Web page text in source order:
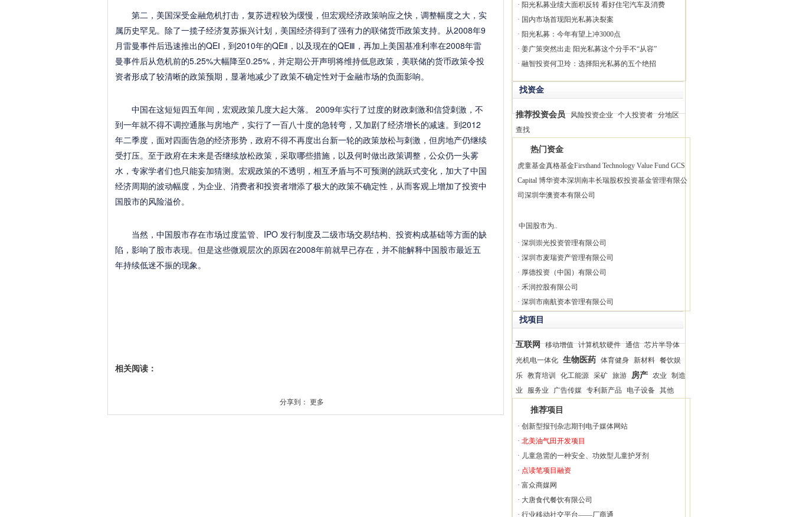
第二，美国深受金融危机打击，复苏进程较为缓慢，但宏观经济政策响应之快，调整幅度之大，实
属历史罕见。除了一揽子经济复苏振兴计划，美国经济得到了强有力的联储货币政策支持。从2008年9
月雷曼事件后迅速推出的QEⅠ，到2010年的QEⅡ，以及现在的QEⅢ，再加上美国基准利率在2008年雷
曼事件后从危机前的5.25%大幅降至0.25%，并定期公开声明将维持低息政策，美联储的货币政策令投
资者形成了较清晰的政策预期，显著地减少了政策不确定性对于金融市场的负面影响。
中国在这短短四五年间，宏观政策几度大起大落。 2009年实行了过度的财政刺激和信贷刺激，不
到一年就不得不调控通胀与房地产，实行了一百八十度的急转弯，又加剧了经济增长的减速。到2012
年二季度，面对四面告急的经济形势，政府不得不再度出台新一轮的政策放松与刺激，但房地产仍继续
受打压。至于政府在未来是否继续放松政策，采取哪些措施，以及何时做出政策调整，公众仍一头雾
水，专家学者们也只能妄加猜测。宏观政策的不透明，相互矛盾与不可预测的跳跃式变化，加大了中国
经济周期的波动幅度，为企业、消费者和投资者增添了极大的政策不确定性，从而客观上增加了投资中
国股市的风险溢价。
当然，中国股市存在市场过度监管、IPO 发行制度及二级市场交易结构、投资构成基础等方面的缺
陷，影响了股市表现。但是这些微观层次的原因在2008年前就早已存在，并不能解释中国股市最近五
年持续低迷不振的现象。
相关阅读：
分享到： 更多
· 阳光私募业绩大面积反转 看好住宅汽车及消费
· 国内市场首现阳光私募决裂案
· 阳光私募：今年有望上冲3000点
· 姜广策突然出走 阳光私募这个分手不“从容”
· 融智投资何卫玲：选择阳光私募的五个绝招
找资金
推荐投资会员 风险投资企业 个人投资者 分地区
查找
热门资金
虎童基金真格基金Firsthand Technology Value Fund GCS
Capital 博华资本深圳南丰长瑞股权投资基金管理有限公
司 深圳华澳资本有限公司
中国股市为..
· 深圳崇光投资管理有限公司
· 深圳市麦瑞资产管理有限公司
· 厚德投资（中国）有限公司
· 禾润控股有限公司
· 深圳市南航资本管理有限公司
找项目
互联网 移动增值 计算机软硬件 通信 芯片半导体
光机电一体化 生物医药 体育健身 新材料 餐饮娱
乐 教育培训 化工能源 采矿 旅游 房产 农业
制造
业
服务业 广告传媒 专利新产品 电子设备 其他
推荐项目
· 创新型报刊杂志期刊电子媒体网站
· 北美油气田开发项目
· 儿童急需的一种安全、功效型儿童护牙剂
· 点读笔项目融资
· 富众商媒网
· 大唐食代餐饮有限公司
· 行业移动社交平台——厂商通